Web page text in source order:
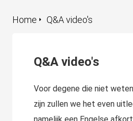
Q&A video's
Home
Q&A video's
Voor degene die niet
zijn zullen we het even